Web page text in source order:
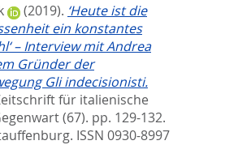
(2019). ‘Heute ist die
ein konstantes
– Interview mit Andrea
Gründer der
Gli indecisionisti.
für italienische
(67). pp. 129-132.
ISSN 0930-8997